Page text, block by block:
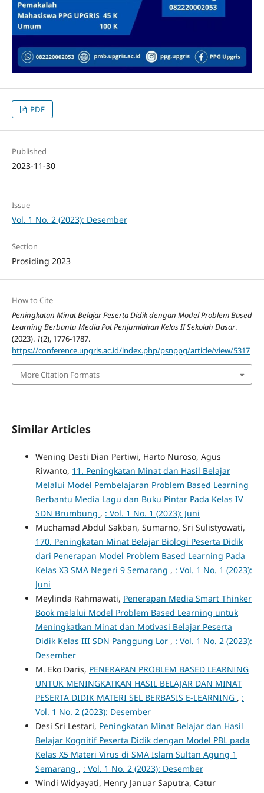
PDF
Published
2023-11-30
Issue
Vol. 1 No. 2 (2023): Desember
Section
Prosiding 2023
How to Cite
Peningkatan Minat Belajar Peserta Didik dengan Model Problem Based
Learning Berbantu Media Pot Penjumlahan Kelas II Sekolah Dasar.
(2023). 1(2), 1776-1787.
https://conference.upgris.ac.id/index.php/psnppg/article/view/5317
More Citation Formats
Similar Articles
Wening Desti Dian Pertiwi, Harto Nuroso, Agus
Riwanto, 11. Peningkatan Minat dan Hasil Belajar
Melalui Model Pembelajaran Problem Based Learning
Berbantu Media Lagu dan Buku Pintar Pada Kelas IV
SDN Brumbung , : Vol. 1 No. 1 (2023): Juni
Muchamad Abdul Sakban, Sumarno, Sri Sulistyowati,
170. Peningkatan Minat Belajar Biologi Peserta Didik
dari Penerapan Model Problem Based Learning Pada
Kelas X3 SMA Negeri 9 Semarang , : Vol. 1 No. 1 (2023):
Juni
Meylinda Rahmawati, Penerapan Media Smart Thinker
Book melalui Model Problem Based Learning untuk
Meningkatkan Minat dan Motivasi Belajar Peserta
Didik Kelas III SDN Panggung Lor , : Vol. 1 No. 2 (2023):
Desember
M. Eko Daris, PENERAPAN PROBLEM BASED LEARNING
UNTUK MENINGKATKAN HASIL BELAJAR DAN MINAT
PESERTA DIDIK MATERI SEL BERBASIS E-LEARNING , :
Vol. 1 No. 2 (2023): Desember
Desi Sri Lestari, Peningkatan Minat Belajar dan Hasil
Belajar Kognitif Peserta Didik dengan Model PBL pada
Kelas X5 Materi Virus di SMA Islam Sultan Agung 1
Semarang , : Vol. 1 No. 2 (2023): Desember
Windi Widyayati, Henry Januar Saputra, Catur